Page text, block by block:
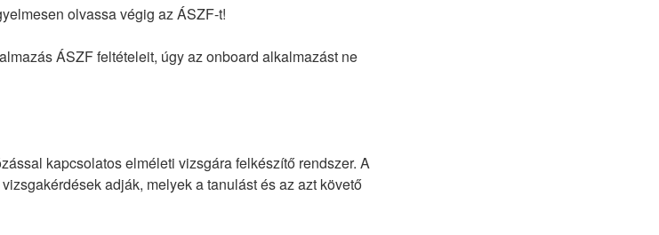
olvassa végig az ÁSZF-t!
ÁSZF feltételeit, úgy az onboard alkalmazást ne
kapcsolatos elméleti vizsgára felkészítő rendszer. A
adják, melyek a tanulást és az azt követő